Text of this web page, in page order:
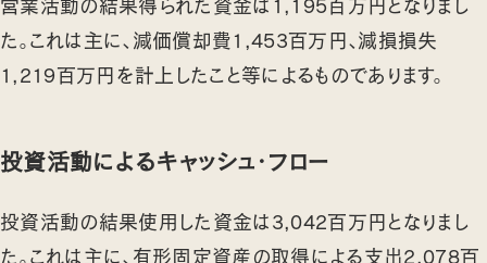
営業活動の結果得られた資金は1,195百万円となりまし
た。これは主に、減価償却費1,453百万円、減損損失
1,219百万円を計上したこと等によるものであります。
投資活動によるキャッシュ・フロー
投資活動の結果使用した資金は3,042百万円となりまし
た。これは主に、有形固定資産の取得による支出2,078百